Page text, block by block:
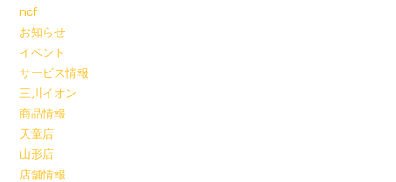
ncf
お知らせ
イベント
サービス情報
三川イオン
商品情報
天童店
山形店
店舗情報